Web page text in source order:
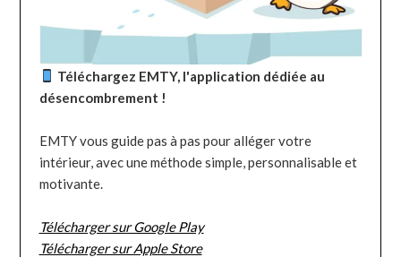
Téléchargez EMTY, l'application dédiée au
désencombrement !
EMTY vous guide pas à pas pour alléger votre
intérieur, avec une méthode simple, personnalisable et
motivante.
Télécharger sur Google Play
Télécharger sur Apple Store